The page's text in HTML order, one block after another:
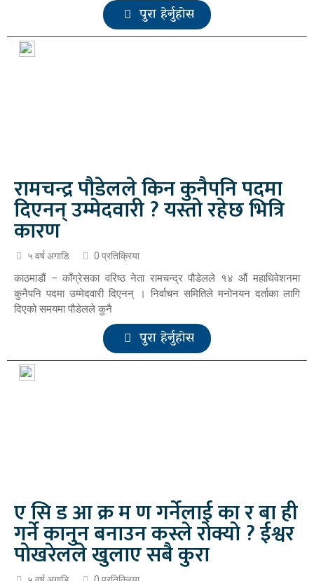
पुरा हेर्नुहोस
रामचन्द्र पौडेलले किन कुनैपनि पदमा
दिएनन् उम्मेदवारी ? यस्तो रहेछ भित्रि
कारण
५ वर्ष अगाडि 0 प्रतिक्रिया
काठमाडौं – काँग्रेसका वरिष्ठ नेता रामचन्द्र पौडेलले १४ औं महाधिवेशनमा
कुनैपनि पदमा उम्मेदवारी दिएनन् । निर्वाचन समितिले मनोनयन दर्ताका लागि
दिएको समयमा पौडेलले कुनै
पुरा हेर्नुहोस
ए सि ड आ क्र म ण गर्नेलाई का र बा ही
गर्ने कानुन बनाउन कस्ले रोक्यो ? ईश्वर
पोखरेलले खुलाए सबै कुरा